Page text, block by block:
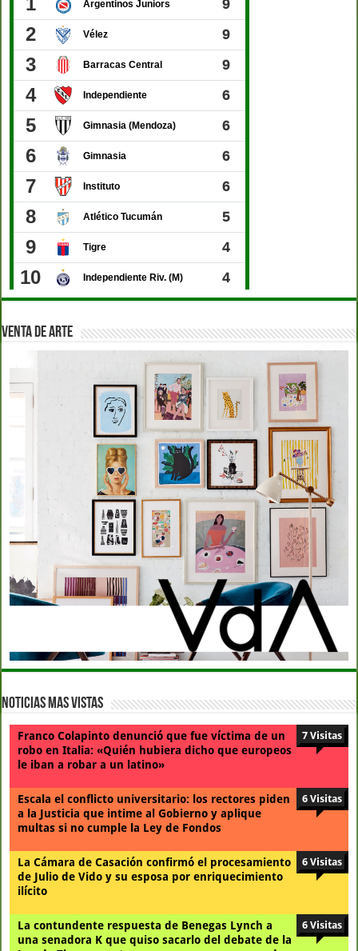
VENTA DE ARTE
Noticias Mas Vistas
Franco Colapinto denunció que fue víctima de un
robo en Italia: «Quién hubiera dicho que europeos
le iban a robar a un latino»
7 Visitas
Escala el conflicto universitario: los rectores piden
a la Justicia que intime al Gobierno y aplique
multas si no cumple la Ley de Fondos
6 Visitas
La Cámara de Casación confirmó el procesamiento
de Julio de Vido y su esposa por enriquecimiento
ilícito
6 Visitas
La contundente respuesta de Benegas Lynch a
una senadora K que quiso sacarlo del debate de la
6 Visitas